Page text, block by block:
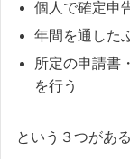
個人で確定申
年間を通した
所定の申請書
を行う
という３つがあ